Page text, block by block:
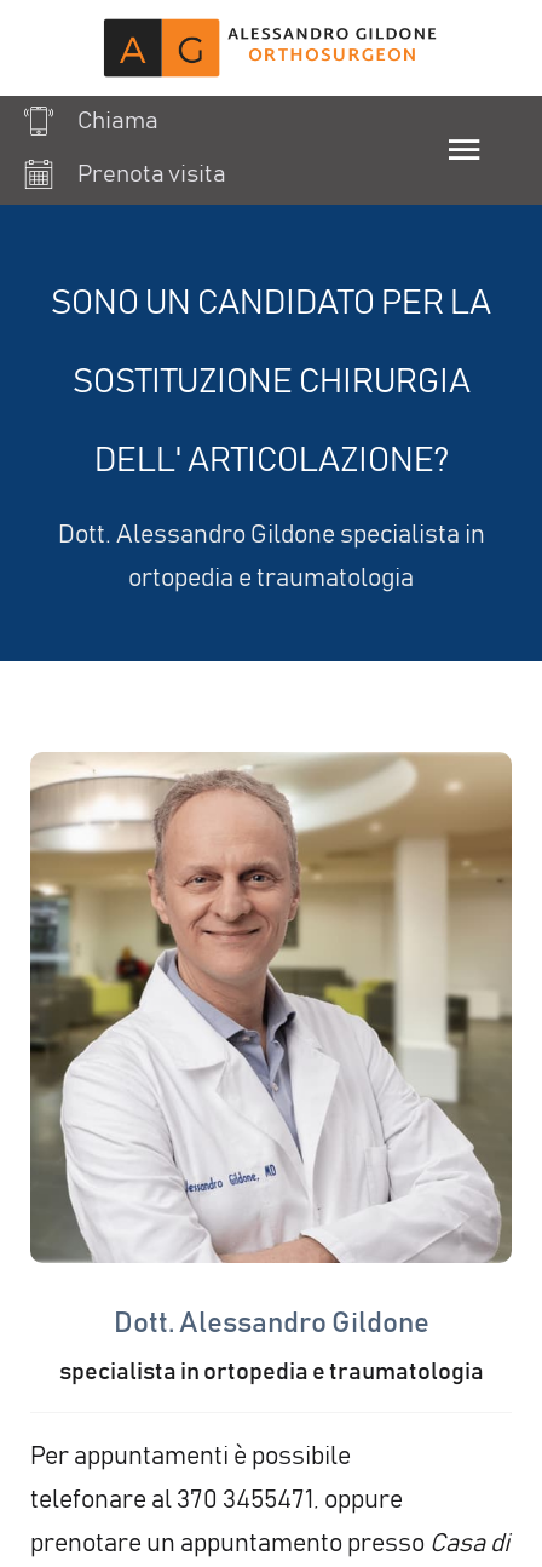
Chiama
Prenota visita
SONO UN CANDIDATO PER LA
SOSTITUZIONE CHIRURGIA
DELL' ARTICOLAZIONE?
Dott. Alessandro Gildone specialista in
ortopedia e traumatologia
Dott. Alessandro Gildone
specialista in ortopedia e traumatologia
Per appuntamenti è possibile
telefonare al 370 3455471, oppure
prenotare un appuntamento presso Casa di